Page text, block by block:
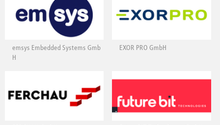
emsys Embedded Systems Gmb
H
EXOR PRO GmbH